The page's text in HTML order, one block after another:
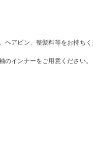
ヘアピン、整髪料等をお持ち
インナーをご用意ください。